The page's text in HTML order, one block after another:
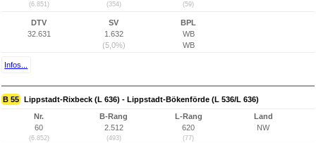
(6.851) (354) (59)
DTV
32.631
SV
1.632
(5,0%)
BPL
WB
WB
Infos...
B 55 Lippstadt-Rixbeck (L 636) - Lippstadt-Bökenförde (L 536/L 636)
Nr.
60
(6.852)
B-Rang
2.512
(493)
L-Rang
620
(77)
Land
NW